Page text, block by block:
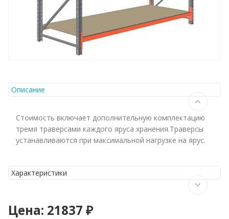
Описание
Стоимость включает дополнительную комплектацию
тремя траверсами каждого яруса хранения.Траверсы
устанавливаются при максимальной нагрузке на ярус.
Характеристики
Цена: 21837 ₽